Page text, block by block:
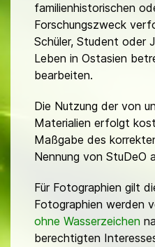
familienhistorischen
Forschungszweck
Schüler, Student oder
Leben in Ostasien
bearbeiten.
Die Nutzung der von
Materialien erfolgt
Maßgabe des
Nennung von StuDeO
Für Fotographien gilt
Fotographien werden
ohne Wasserzeichen
berechtigten